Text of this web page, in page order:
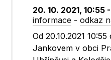
20. 10. 2021, 10:55
informace -odkaz
Od 20.10.2021
Jankovem v obci